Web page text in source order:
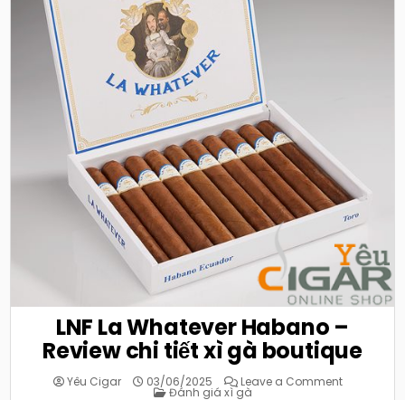
LNF La Whatever Habano –
Review chi tiết xì gà boutique
Yêu Cigar 03/06/2025 Leave a Commenton
Posted
Đánh giá xì gà